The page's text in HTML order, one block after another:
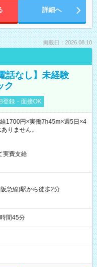
詳細へ
掲載日：2026.08.10
話なし】未経験
ク
登録・面接OK
1700円×実働7h45m×週5日×4
りません。
実費支給
急線)駅から徒歩2分
間45分